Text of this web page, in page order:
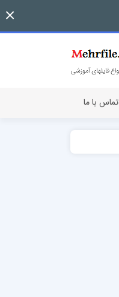
تماس با ما